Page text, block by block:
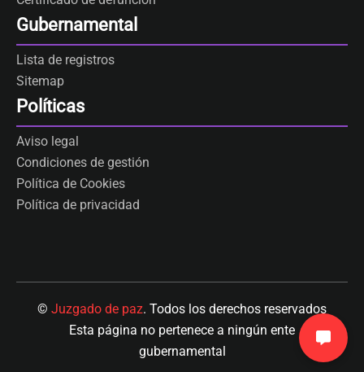
Gubernamental
Lista de registros
Sitemap
Políticas
Aviso legal
Condiciones de gestión
Política de Cookies
Política de privacidad
© Juzgado de paz. Todos los derechos reservados
Esta página no pertenece a ningún ente
gubernamental